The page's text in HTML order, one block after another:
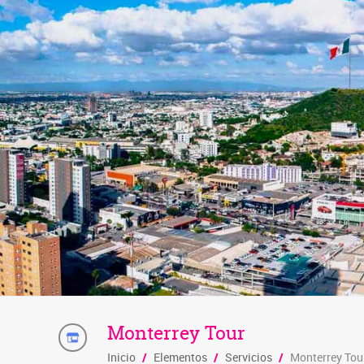
Monterrey Tour
Inicio / Elementos / Servicios / Monterrey